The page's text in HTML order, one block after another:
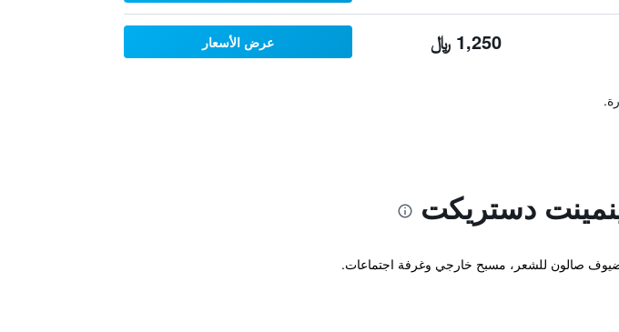
1,250 ﷼ عرض الأسعار